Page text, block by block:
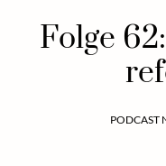
Folge
PODCAST